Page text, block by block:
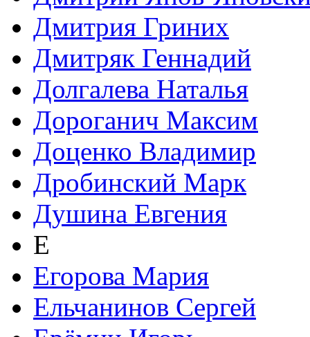
Дмитрия Гриних
Дмитряк Геннадий
Долгалева Наталья
Дороганич Максим
Доценко Владимир
Дробинский Марк
Душина Евгения
Е
Егорова Мария
Ельчанинов Сергей